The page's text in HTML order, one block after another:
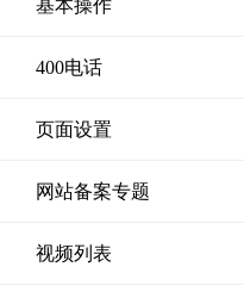
基本操作
400电话
页面设置
网站备案专题
视频列表